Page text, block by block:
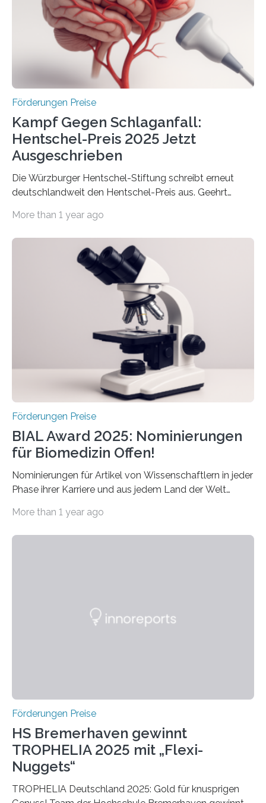
Innovationskompetenz INNO-KOM. Auf dem
Innovationstag Mittelstand 2025 am 5. Juni 2025 in
Berlin überbrachte das Bundesministerium für
Wirtschaft und Energie eine gute Nachricht:
Überplanmäßige Verpflichtungsermächtigungen in
Förderungen Preise
Kampf Gegen Schlaganfall:
Hentschel-Preis 2025 Jetzt
Ausgeschrieben
Die Würzburger Hentschel-Stiftung schreibt erneut
deutschlandweit den Hentschel-Preis aus. Geehrt
hochrangige wissenschaftliche Publikation zum Thema
Schlaganfall“ mit Sitz in Würzburg fördert die
Schlaganfallforschung, um die Behandlung der
Betroffenen zu verbessern. Dazu schreibt sie auch in
diesem Jahr wieder deutschlandweit den Hentschel-
Preis aus. Er richtet sich gezielt an jüngere
Forscherinnen und Forscher unter 40 Jahren. Geehrt
werden soll eine herausragende Doktorarbeit oder eine
hochrangige wissenschaftliche Publikation zum Thema
More than 1 year ago
Förderungen Preise
BIAL Award 2025: Nominierungen
für Biomedizin Offen!
Nominierungen für Artikel von Wissenschaftlern in jeder
Phase ihrer Karriere und aus jedem Land der Welt
Leben gerufen, um die bemerkenswertesten
Foundation, des BIAL Award in Biomedicine ist in
More than 1 year ago
Förderungen Preise
HS Bremerhaven gewinnt
TROPHELIA 2025 mit „Flexi-
Nuggets“
TROPHELIA Deutschland 2025: Gold für knusprigen